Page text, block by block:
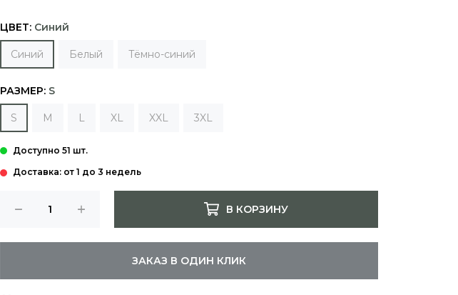
ЦВЕТ: Синий
Синий Белый Тёмно-синий
РАЗМЕР: S
S M L XL XXL 3XL
Доставка: от 1 до 3 недель
В КОРЗИНУ
ЗАКАЗ В ОДИН КЛИК